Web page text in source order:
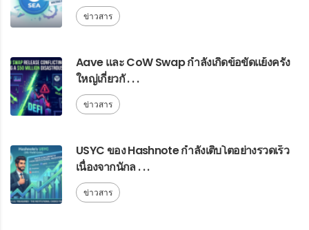
ข่าวสาร
Aave และ CoW Swap กำลังเกิดข้อขัดแย้งครั้ง
ใหญ่เกี่ยวกั . . .
ข่าวสาร
USYC ของ Hashnote กำลังเติบโตอย่างรวดเร็ว
เนื่องจากนักล . . .
ข่าวสาร